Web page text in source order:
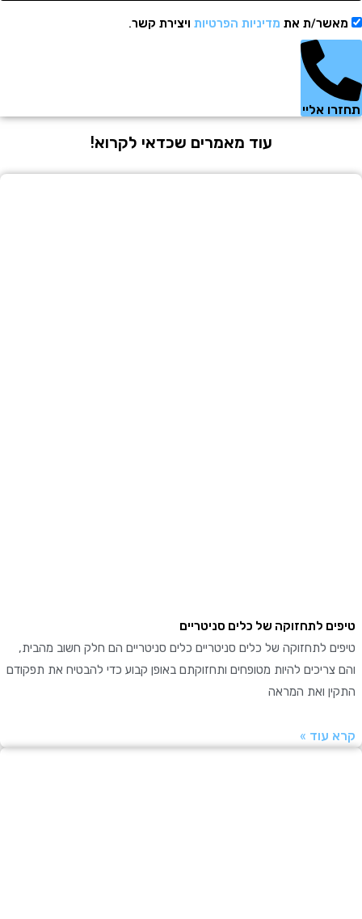
ת אתמדיניות הפרטיותויצירת קשר.
אליי
עוד מאמרים שכדאי לקרוא!
לתחזוקה של כלים סניטריים
לתחזוקה של כלים סניטריים כלים סניטריים הם חלק חשוב מהבית,
להיות מטופחים ותחזוקתם באופן קבוע כדי להבטיח את תפקודם
ואת המראה
»